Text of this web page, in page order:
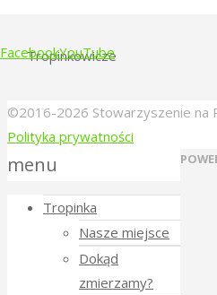
FacebookYouTube
content
Tropinkowicze
©2016-2026 Stowarzyszenie na
Polityka prywatności
Back
Top
menu
Tropinka
Nasze miejsce
Dokąd
zmierzamy?